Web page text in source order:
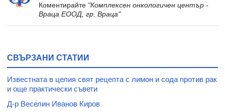
Коментирайте "Комплексен онкологичен център -
Враца ЕООД, гр. Враца"
СВЪРЗАНИ СТАТИИ
Известната в целия свят рецепта с лимон и сода против рак
и още практически съвети
Д-р Веселин Иванов Киров